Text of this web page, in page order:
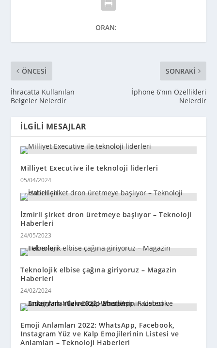
ORAN:
ÖNCESI
İhracatta Kullanılan
Belgeler Nelerdir
SONRAKI
İphone 6’nın Özellikleri
Nelerdir
İLGILI MESAJLAR
Milliyet Executive ile teknoloji liderleri
05/04/2024
İzmirli şirket dron üretmeye başlıyor – Teknoloji
Haberleri
24/05/2023
Teknolojik elbise çağına giriyoruz – Magazin
Haberleri
24/02/2024
Emoji Anlamları 2022: WhatsApp, Facebook,
Instagram Yüz ve Kalp Emojilerinin Listesi ve
Anlamları – Teknoloji Haberleri